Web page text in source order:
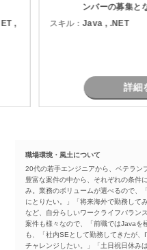
,
ンバーの募集となります。
ている課題を整
す。
スキル：Java , .NET
詳細
職場環境・風土について
20代の若手エンジニアから、ベテラン
豊富な案件の中から、それぞれの条件
み。業務のボリュームが選べるので、
にとりたい。」「将来海外で勤務して
など、自分らしいワークライフバラン
案件も様々なので、「前職ではJavaを
も、「社内SEとして勤務してきたが
チャレンジしたい。」「土日祝日休み